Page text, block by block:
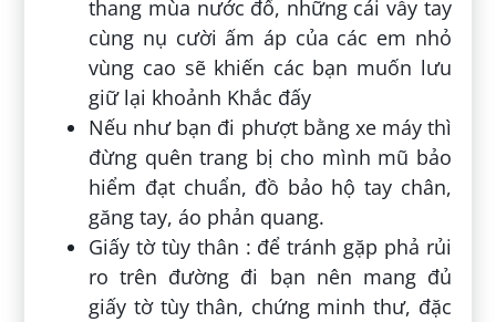
thang mùa nước đổ, những cái vẫy tay
cùng nụ cười ấm áp của các em nhỏ
vùng cao sẽ khiến các bạn muốn lưu
giữ lại khoảnh Khắc đấy
Nếu như bạn đi phượt bằng xe máy thì
đừng quên trang bị cho mình mũ bảo
hiểm đạt chuẩn, đồ bảo hộ tay chân,
găng tay, áo phản quang.
Giấy tờ tùy thân : để tránh gặp phả rủi
ro trên đường đi bạn nên mang đủ
giấy tờ tùy thân, chứng minh thư, đặc